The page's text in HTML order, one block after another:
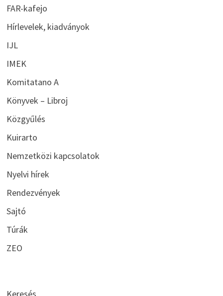
FAR-kafejo
Hírlevelek, kiadványok
IJL
IMEK
Komitatano A
Könyvek – Libroj
Közgyűlés
Kuirarto
Nemzetközi kapcsolatok
Nyelvi hírek
Rendezvények
Sajtó
Túrák
ZEO
Keresés